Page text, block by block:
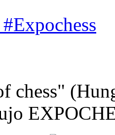
chess"